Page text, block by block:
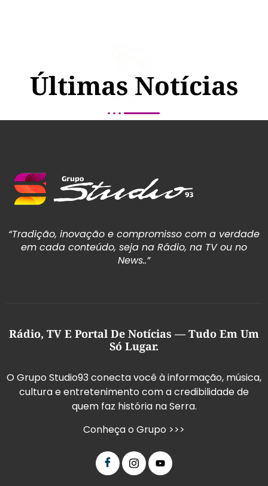
Últimas Notícias
“Tradição, inovação e compromisso com a verdade
em cada conteúdo, seja na Rádio, na TV ou no
News..”
Rádio, TV E Portal De Notícias — Tudo Em Um
Só Lugar.
O Grupo Studio93 conecta você à informação, música,
cultura e entretenimento com a credibilidade de
quem faz história na Serra.
Conheça o Grupo >>>